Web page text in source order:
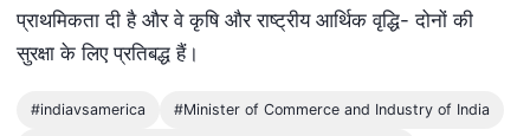
प्राथमिकता दी है और वे कृषि और राष्‍ट्रीय आर्थिक वृद्धि- दोनों की
सुरक्षा के लिए प्रतिबद्ध हैं।
#indiavsamerica #Minister of Commerce and Industry of India